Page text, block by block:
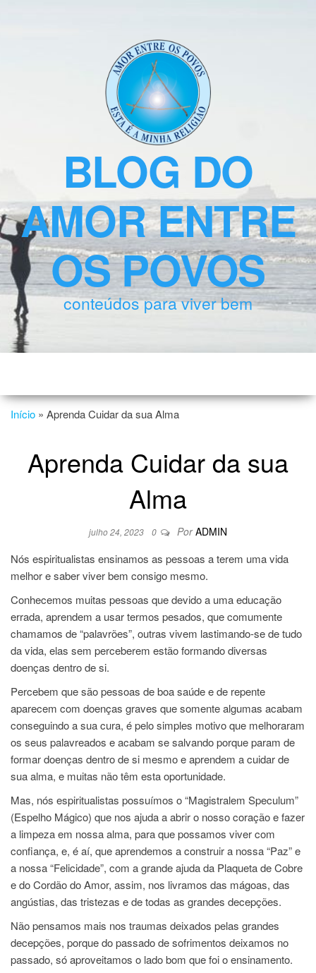
BLOG DO
AMOR ENTRE
OS POVOS
conteúdos para viver bem
Início » Aprenda Cuidar da sua Alma
Aprenda Cuidar da sua
Alma
julho 24, 2023 0 Por ADMIN
Nós espiritualistas ensinamos as pessoas a terem uma vida
melhor e saber viver bem consigo mesmo.
Conhecemos muitas pessoas que devido a uma educação
errada, aprendem a usar termos pesados, que comumente
chamamos de “palavrões”, outras vivem lastimando-se de tudo
da vida, elas sem perceberem estão formando diversas
doenças dentro de si.
Percebem que são pessoas de boa saúde e de repente
aparecem com doenças graves que somente algumas acabam
conseguindo a sua cura, é pelo simples motivo que melhoraram
os seus palavreados e acabam se salvando porque param de
formar doenças dentro de si mesmo e aprendem a cuidar de
sua alma, e muitas não têm esta oportunidade.
Mas, nós espiritualistas possuímos o “Magistralem Speculum”
(Espelho Mágico) que nos ajuda a abrir o nosso coração e fazer
a limpeza em nossa alma, para que possamos viver com
confiança, e, é aí, que aprendemos a construir a nossa “Paz” e
a nossa “Felicidade”, com a grande ajuda da Plaqueta de Cobre
e do Cordão do Amor, assim, nos livramos das mágoas, das
angústias, das tristezas e de todas as grandes decepções.
Não pensamos mais nos traumas deixados pelas grandes
decepções, porque do passado de sofrimentos deixamos no
passado, só aproveitamos o lado bom que foi o ensinamento.